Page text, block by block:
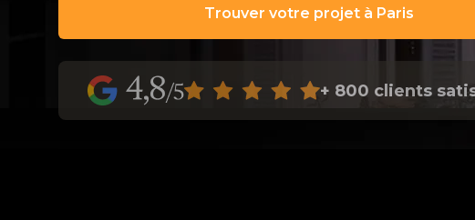
Trouver votre projet à Paris
+ 800 clients